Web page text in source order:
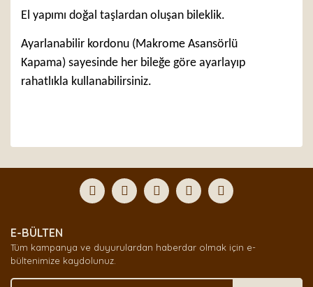
El yapımı doğal taşlardan oluşan bileklik.
Ayarlanabilir kordonu (Makrome Asansörlü
Kapama) sayesinde her bileğe göre ayarlayıp
rahatlıkla kullanabilirsiniz.
Yorum Yaz
formunu kullanarak tarafımıza iletebilirsiniz.
Görüş ve önerileriniz için teşekkür ederiz.
Ürün açıklamasında eksik bilgiler bulunuyor.
Ürün bilgilerinde hatalar bulunuyor.
E-BÜLTEN
Tüm kampanya ve duyurulardan haberdar olmak için e-
bültenimize kaydolunuz.